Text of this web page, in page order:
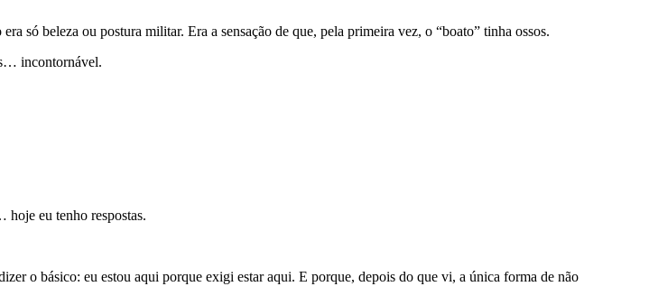
só beleza ou postura militar. Era a sensação de que, pela primeira vez, o “boato” tinha ossos.
incontornável.
eu tenho respostas.
o básico: eu estou aqui porque exigi estar aqui. E porque, depois do que vi, a única forma de não